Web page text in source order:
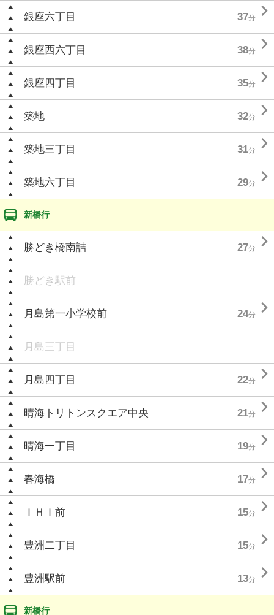
銀座六丁目 37分 
銀座西六丁目 38分 
銀座四丁目 35分 
築地 32分 
築地三丁目 31分 
築地六丁目 29分 
新橋行
勝どき橋南詰 27分 
勝どき駅前
月島第一小学校前 24分 
月島三丁目
月島四丁目 22分 
晴海トリトンスクエア中央 21分 
晴海一丁目 19分 
春海橋 17分 
ＩＨＩ前 15分 
豊洲二丁目 15分 
豊洲駅前 13分 
新橋行